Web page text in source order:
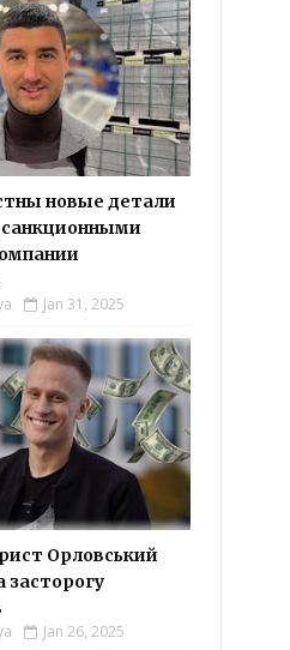
новые детали
Jan 31, 2025
Орловський
засторогу
Jan 26, 2025